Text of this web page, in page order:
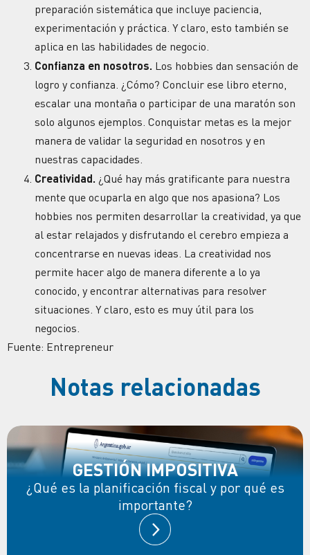
preparación sistemática que incluye paciencia,
experimentación y práctica. Y claro, esto también se
aplica en las habilidades de negocio.
Confianza en nosotros. Los hobbies dan sensación de
logro y confianza. ¿Cómo? Concluir ese libro eterno,
escalar una montaña o participar de una maratón son
solo algunos ejemplos. Conquistar metas es la mejor
manera de validar la seguridad en nosotros y en
nuestras capacidades.
Creatividad. ¿Qué hay más gratificante para nuestra
mente que ocuparla en algo que nos apasiona? Los
hobbies nos permiten desarrollar la creatividad, ya que
al estar relajados y disfrutando el cerebro empieza a
concentrarse en nuevas ideas. La creatividad nos
permite hacer algo de manera diferente a lo ya
conocido, y encontrar alternativas para resolver
situaciones. Y claro, esto es muy útil para los
negocios.
Fuente: Entrepreneur
Notas relacionadas
GESTIÓN IMPOSITIVA
¿Qué es la planificación fiscal y por qué es
importante?